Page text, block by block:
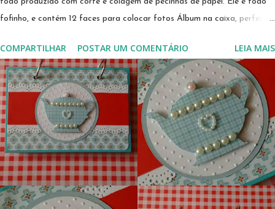
fofinho, e contém 12 faces para colocar fotos Álbum na caixa, perfeito
caixa é lindo para encantar uma vovó, dinda ou titia querida O álbum é
uma ótima sugestão de presente para lembrança de batizado ou
casamento. Pode ser personalizado em outras combinações de cores à
sua escolha E le segue preso a uma caixinha decorada com recortes de
papel e adornos que o fazem ser uma peça única e apaixonante. Este
foi preparado para encantar uma mocinha muito delicada e fofa. Ele
pode ser usado para guardar fotos do bebê; convite de padrinhos;
convite para madrinha de casamento; encantar uma titia, vovó ou
dinda. Qual o uso que você faria dele? Escreve aí nos comentários!
COMPARTILHAR POSTAR UM COMENTÁRIO LEIA MAIS